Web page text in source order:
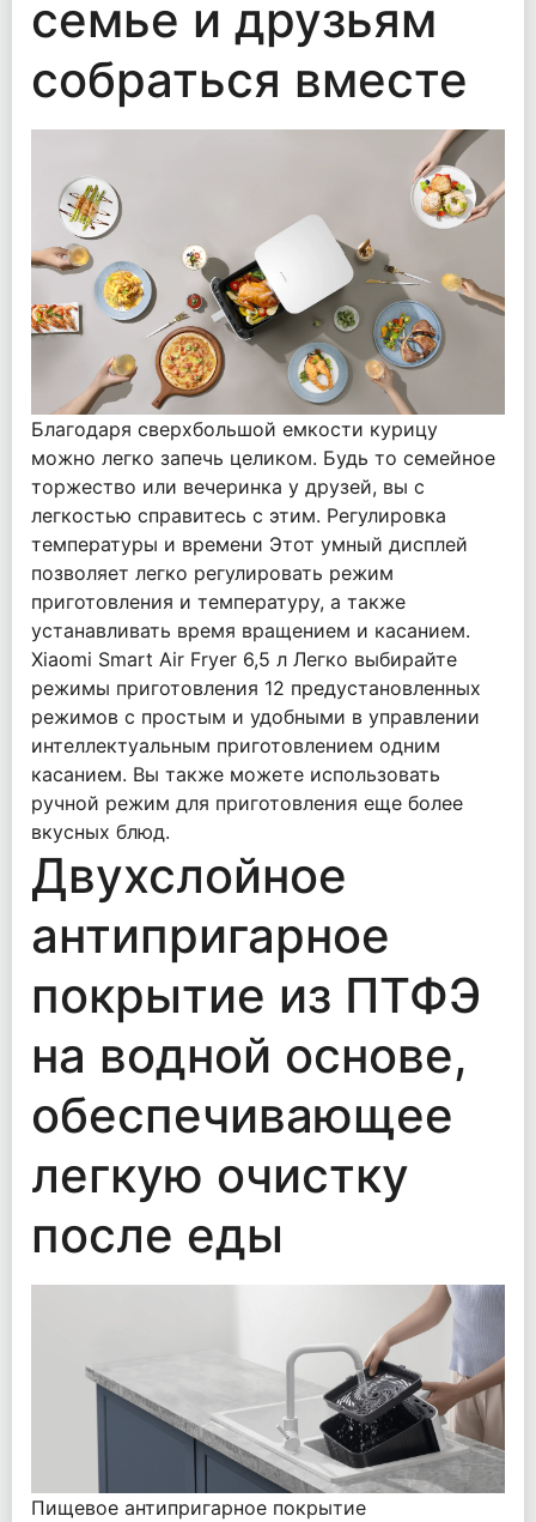
семье и друзьям
собраться вместе
Благодаря сверхбольшой емкости курицу
можно легко запечь целиком. Будь то семейное
торжество или вечеринка у друзей, вы с
легкостью справитесь с этим. Регулировка
температуры и времени Этот умный дисплей
позволяет легко регулировать режим
приготовления и температуру, а также
устанавливать время вращением и касанием.
Xiaomi Smart Air Fryer 6,5 л Легко выбирайте
режимы приготовления 12 предустановленных
режимов с простым и удобными в управлении
интеллектуальным приготовлением одним
касанием. Вы также можете использовать
ручной режим для приготовления еще более
вкусных блюд.
Двухслойное
антипригарное
покрытие из ПТФЭ
на водной основе,
обеспечивающее
легкую очистку
после еды
Пищевое антипригарное покрытие